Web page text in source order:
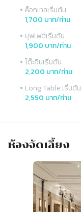
• ค็อกเทลเริ่มต้น
1,700 บาท/ท่าน
• บุฟเฟต์เริ่มต้น
1,900 บาท/ท่าน
• โต๊ะจีนเริ่มต้น
2,200 บาท/ท่าน
• Long Table เริ่มต้น
2,550 บาท/ท่าน
ห้องจัดเลี้ยง
Slide 1 of 2